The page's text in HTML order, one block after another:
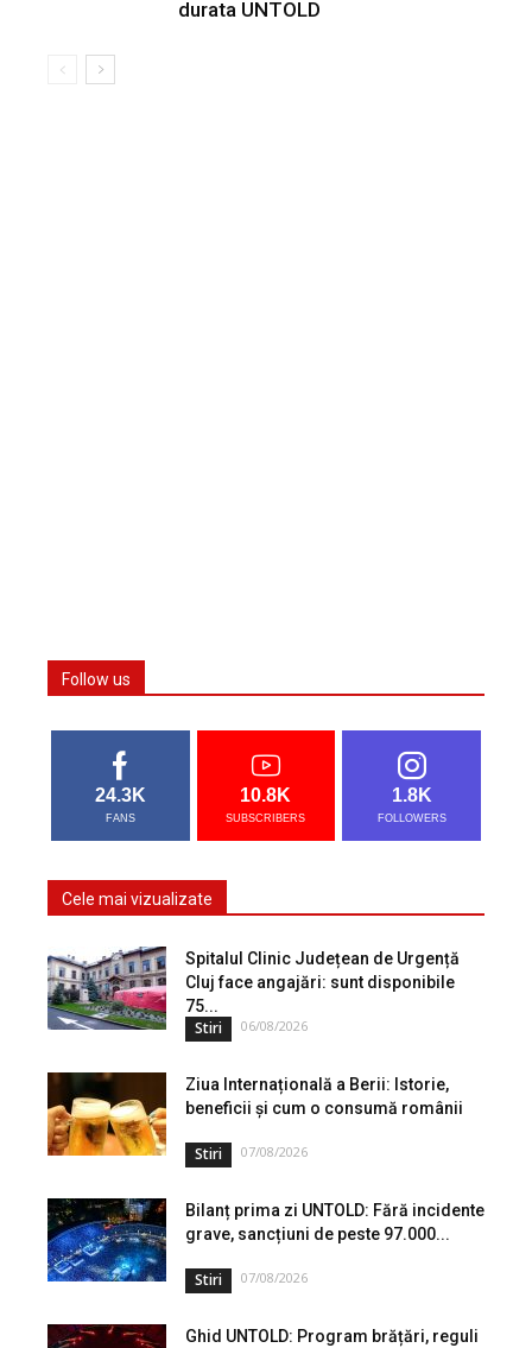
durata UNTOLD
Follow us
24.3K
FANS
10.8K
SUBSCRIBERS
1.8K
FOLLOWERS
Cele mai vizualizate
Spitalul Clinic Județean de Urgență
Cluj face angajări: sunt disponibile
75...
Stiri 06/08/2026
Ziua Internațională a Berii: Istorie,
beneficii și cum o consumă românii
Stiri 07/08/2026
Bilanț prima zi UNTOLD: Fără incidente
grave, sancțiuni de peste 97.000...
Stiri 07/08/2026
Ghid UNTOLD: Program brățări, reguli